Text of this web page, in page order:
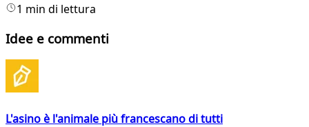
1 min di lettura
Idee e commenti
L'asino è l'animale più francescano di tutti